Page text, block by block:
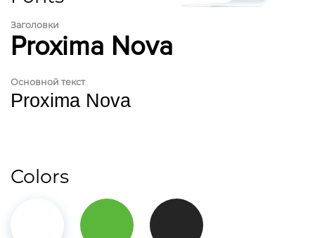
Заголовки
Proxima Nova
Основной текст
Proxima Nova
Colors